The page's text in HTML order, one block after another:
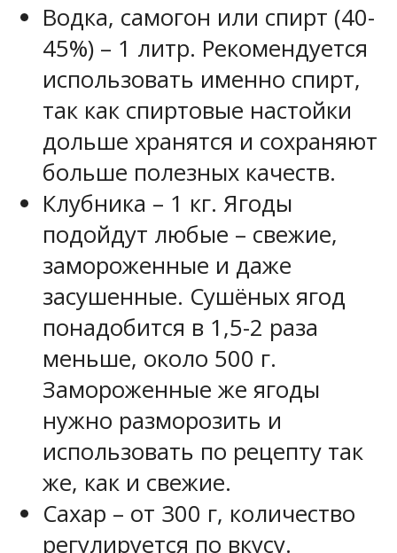
Водка, самогон или спирт (40-
45%) – 1 литр. Рекомендуется
использовать именно спирт,
так как спиртовые настойки
дольше хранятся и сохраняют
больше полезных качеств.
Клубника – 1 кг. Ягоды
подойдут любые – свежие,
замороженные и даже
засушенные. Сушёных ягод
понадобится в 1,5-2 раза
меньше, около 500 г.
Замороженные же ягоды
нужно разморозить и
использовать по рецепту так
же, как и свежие.
Сахар – от 300 г, количество
регулируется по вкусу.